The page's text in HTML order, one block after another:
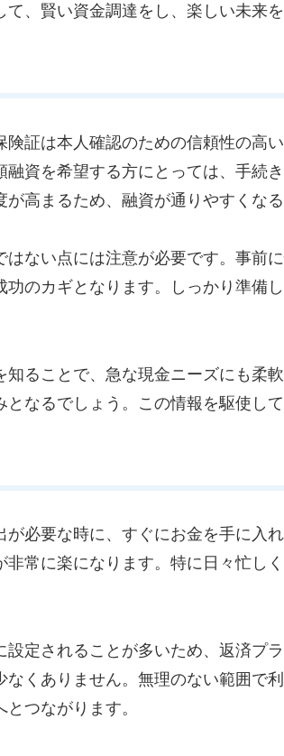
、賢い資金調達をし、楽しい未来を
証は本人確認のための信頼性の高
資を希望する方にとっては、手続
高まるため、融資が通りやすくなる
ない点には注意が必要です。事前
のカギとなります。しっかり準備
ることで、急な現金ニーズにも柔
なるでしょう。この情報を駆使し
必要な時に、すぐにお金を手に入
常に楽になります。特に日々忙し
定されることが多いため、返済プ
くありません。無理のない範囲で
つながります。